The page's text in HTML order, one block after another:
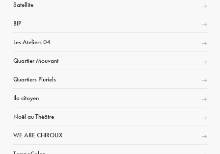
Satellite
BIP
Les Ateliers 04
Quartier Mouvant
Quartiers Pluriels
Ilo citoyen
Noël au Théâtre
WE ARE CHIROUX